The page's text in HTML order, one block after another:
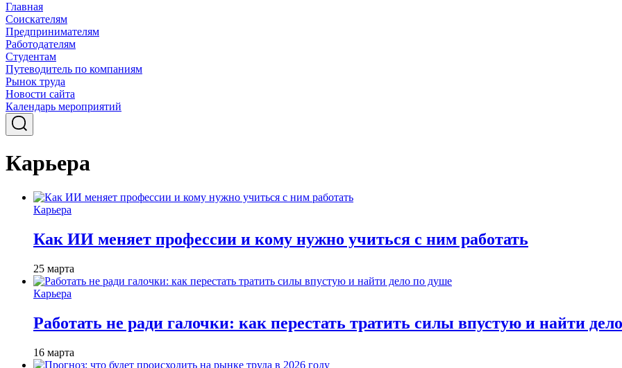
Главная
Соискателям
Предпринимателям
Работодателям
Студентам
Путеводитель по компаниям
Рынок труда
Новости сайта
Календарь мероприятий
Карьера
Карьера
Как ИИ меняет профессии и кому нужно учиться с ним работать
25 марта
Карьера
Работать не ради галочки: как перестать тратить силы впустую и найти
16 марта